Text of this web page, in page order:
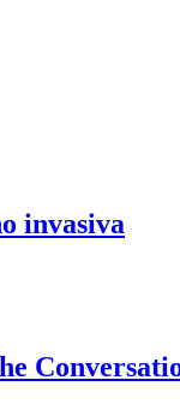
invasiva